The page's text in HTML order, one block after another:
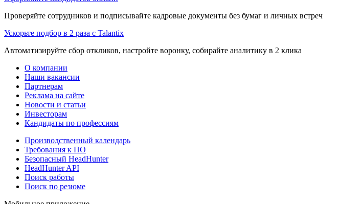
Проверяйте сотрудников и подписывайте кадровые документы без бумаг и личных встреч
Ускорьте подбор в 2 раза с Talantix
Автоматизируйте сбор откликов, настройте воронку, собирайте аналитику в 2 клика
О компании
Наши вакансии
Партнерам
Реклама на сайте
Новости и статьи
Инвесторам
Кандидаты по профессиям
Производственный календарь
Требования к ПО
Безопасный HeadHunter
HeadHunter API
Поиск работы
Поиск по резюме